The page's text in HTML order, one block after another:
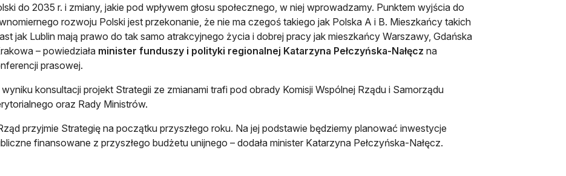
do 2035 r. i zmiany, jakie pod wpływem głosu społecznego, w niej wprowadzamy. Punktem wyjścia do
rozwoju Polski jest przekonanie, że nie ma czegoś takiego jak Polska A i B. Mieszkańcy takich
jak Lublin mają prawo do tak samo atrakcyjnego życia i dobrej pracy jak mieszkańcy Warszawy, Gdańska
– powiedziała minister funduszy i polityki regionalnej Katarzyna Pełczyńska-Nałęcz na
prasowej.
konsultacji projekt Strategii ze zmianami trafi pod obrady Komisji Wspólnej Rządu i Samorządu
oraz Rady Ministrów.
przyjmie Strategię na początku przyszłego roku. Na jej podstawie będziemy planować inwestycje
finansowane z przyszłego budżetu unijnego – dodała minister Katarzyna Pełczyńska-Nałęcz.